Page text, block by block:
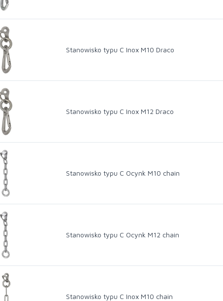
Stanowisko typu C Inox M10 Draco
Stanowisko typu C Inox M12 Draco
Stanowisko typu C Ocynk M10 chain
Stanowisko typu C Ocynk M12 chain
Stanowisko typu C Inox M10 chain